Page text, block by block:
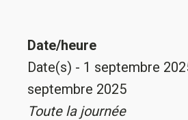
Date/heure
Date(s) - 1 septembre
septembre 2025
Toute la journée